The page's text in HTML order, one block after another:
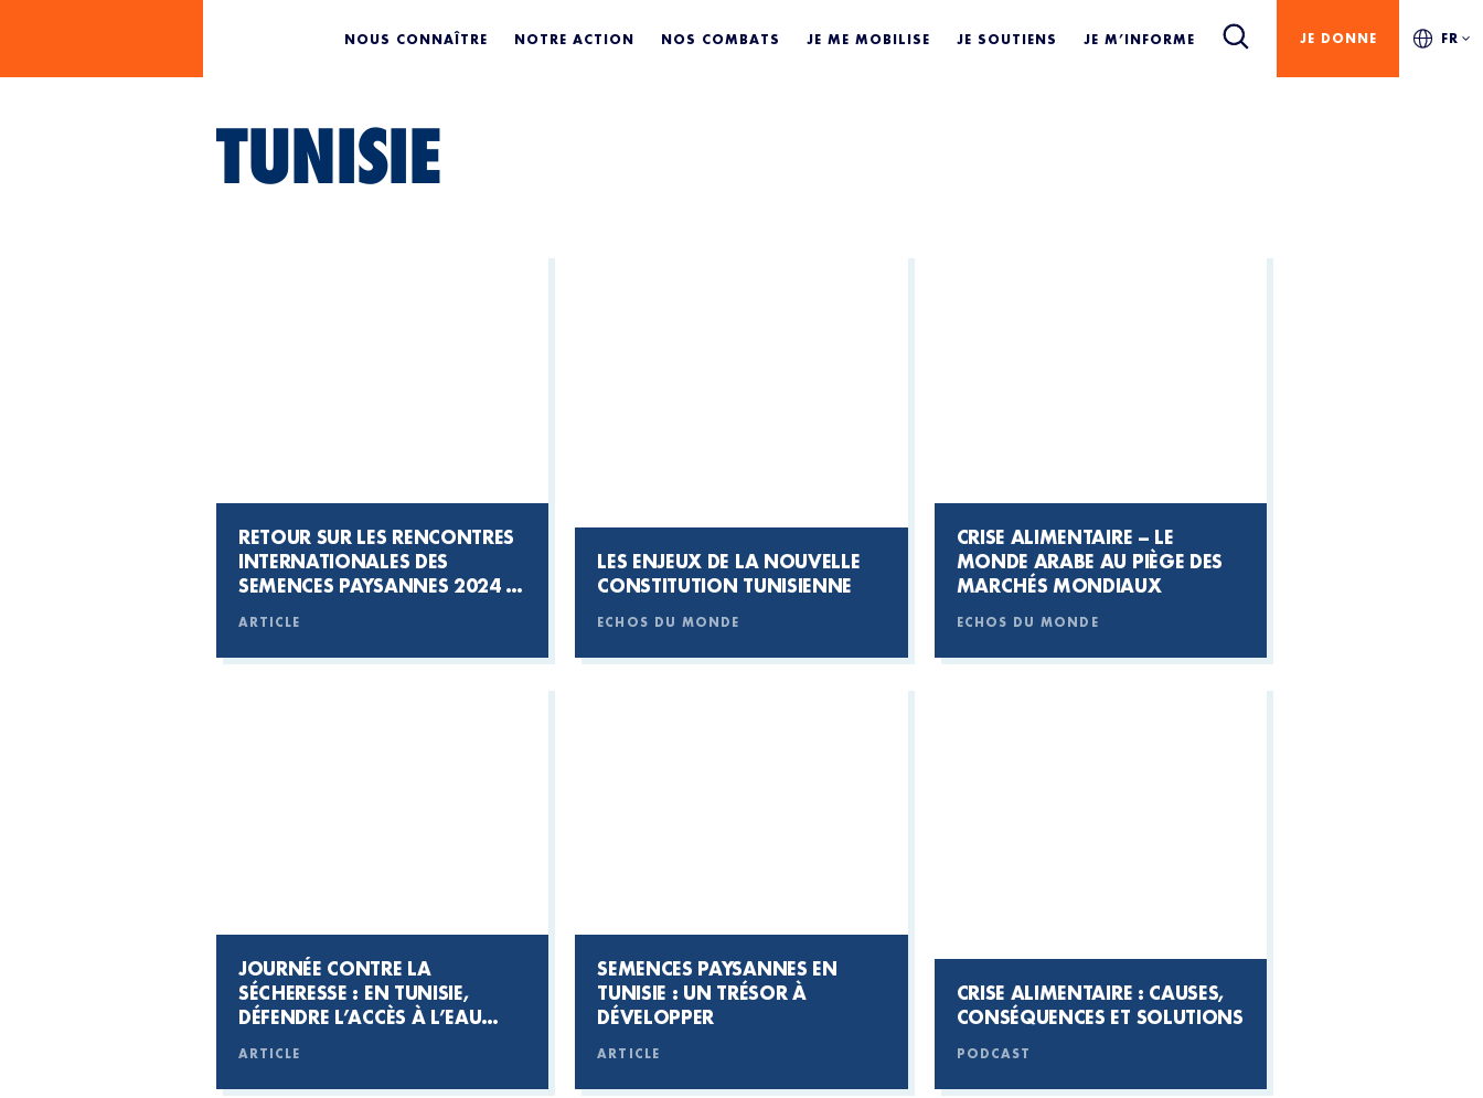
NOUS CONNAÎTRE NOTRE ACTION NOS COMBATS JE ME MOBILISE JE SOUTIENS JE M’INFORME JE DONNE FR
TUNISIE
RETOUR SUR LES RENCONTRES
INTERNATIONALES DES
SEMENCES PAYSANNES 2024 :
BIODIVERSITÉ ET LA
SOUVERAINETÉ ALIMENTAIRE
ARTICLE
LES ENJEUX DE LA NOUVELLE
CONSTITUTION TUNISIENNE
ECHOS DU MONDE
CRISE ALIMENTAIRE – LE
MONDE ARABE AU PIÈGE DES
MARCHÉS MONDIAUX
ECHOS DU MONDE
JOURNÉE CONTRE LA
SÉCHERESSE : EN TUNISIE,
DÉFENDRE L’ACCÈS À L’EAU
ARTICLE
SEMENCES PAYSANNES EN
TUNISIE : UN TRÉSOR À
DÉVELOPPER
ARTICLE
CRISE ALIMENTAIRE : CAUSES,
CONSÉQUENCES ET SOLUTIONS
PODCAST